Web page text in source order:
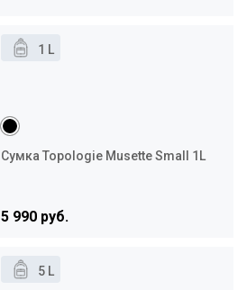
1 L
Сумка Topologie Musette Small 1L
5 990 руб.
5 L